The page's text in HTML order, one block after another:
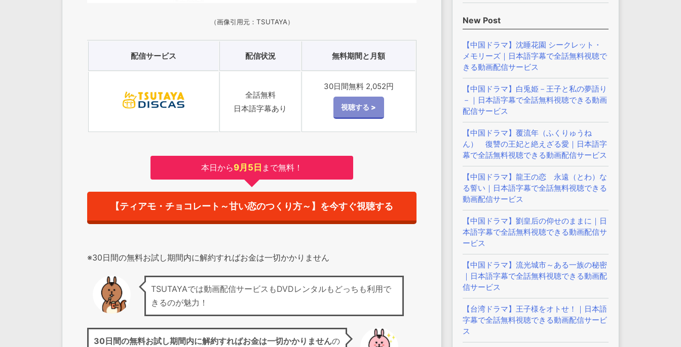
（画像引用元：TSUTAYA）
配信サービス 配信状況 無料期間と月額
全話無料
日本語字幕あり
30日間無料 2,052円
本日から9月5日 まで無料！
【ティアモ・チョコレート～甘い恋のつくり方～】を今すぐ視聴する
※30日間の無料お試し期間内に解約すればお金は一切かかりません
TSUTAYAでは動画配信サービスもDVDレンタルもどっちも利用で
きるのが魅力！
30日間の無料お試し期間内に解約すればお金は一切かかりませんの
New Post
【中国ドラマ】沈睡花園 シークレット・
メモリーズ｜日本語字幕で全話無料視聴で
きる動画配信サービス
【中国ドラマ】白兎姫－王子と私の夢語り
－｜日本語字幕で全話無料視聴できる動画
配信サービス
【中国ドラマ】覆流年（ふくりゅうね
ん） 復讐の王妃と絶えざる愛｜日本語字
幕で全話無料視聴できる動画配信サービス
【中国ドラマ】龍王の恋 永遠（とわ）な
る誓い｜日本語字幕で全話無料視聴できる
動画配信サービス
【中国ドラマ】劉皇后の仰せのままに｜日
本語字幕で全話無料視聴できる動画配信サ
ービス
【中国ドラマ】流光城市～ある一族の秘密
｜日本語字幕で全話無料視聴できる動画配
信サービス
【台湾ドラマ】王子様をオトせ！｜日本語
字幕で全話無料視聴できる動画配信サービ
ス